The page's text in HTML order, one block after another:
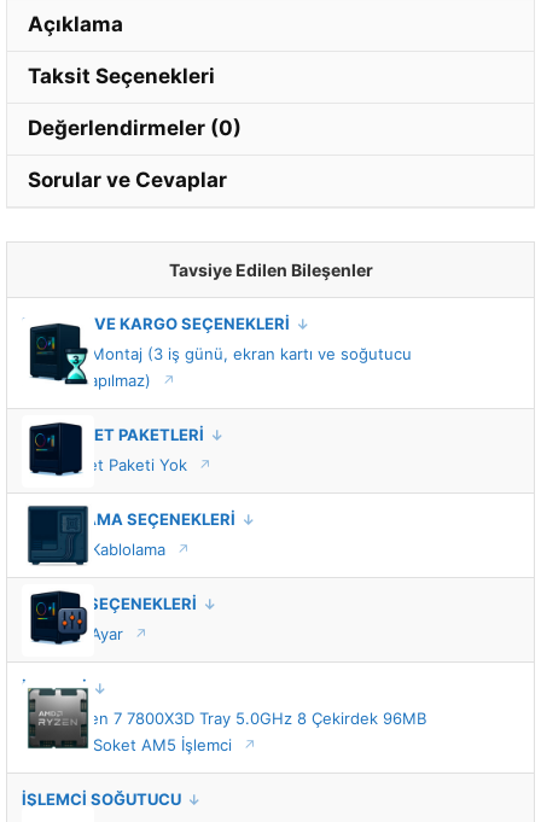
Açıklama
Taksit Seçenekleri
Değerlendirmeler (0)
Sorular ve Cevaplar
Tavsiye Edilen Bileşenler
MONTAJ VE KARGO SEÇENEKLERİ
Standart Montaj (3 iş günü, ekran kartı ve soğutucu
montajı yapılmaz)
VIP HİZMET PAKETLERİ
VIP Hizmet Paketi Yok
KABLOLAMA SEÇENEKLERİ
Standart Kablolama
TUNING SEÇENEKLERİ
Standart Ayar
İŞLEMCİ
AMD Ryzen 7 7800X3D Tray 5.0GHz 8 Çekirdek 96MB
Önbellek Soket AM5 İşlemci
İŞLEMCİ SOĞUTUCU